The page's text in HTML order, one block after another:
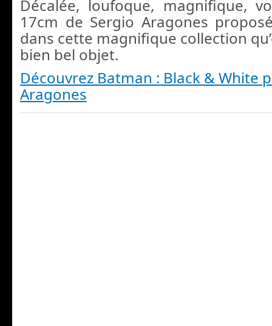
Décalée, loufoque, magnifique,
17cm de Sergio Aragones
dans cette magnifique collection
bien bel objet.
Découvrez Batman : Black & White
Aragones